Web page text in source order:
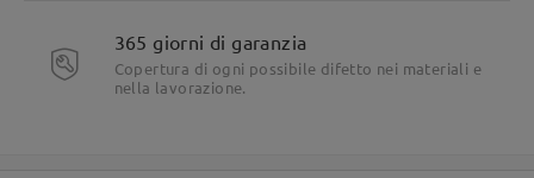
Viene fornito con clip-ons, adatto per più occasioni
365 giorni di garanzia
Copertura di ogni possibile difetto nei materiali e
nella lavorazione.